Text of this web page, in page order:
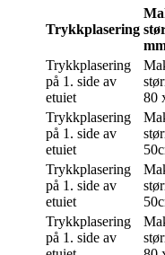
Trykkplasering
Trykkplasering
på 1. side av
etuiet
80
Trykkplasering
på 1. side av
etuiet
Trykkplasering
på 1. side av
etuiet
Trykkplasering
på 1. side av